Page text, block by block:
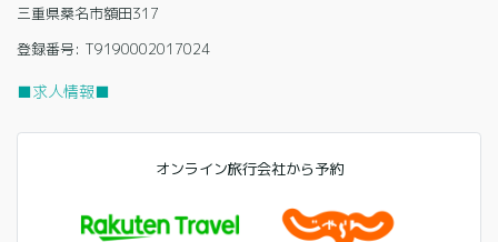
三重県桑名市額田317
登録番号: T9190002017024
■求人情報■
オンライン旅行会社から予約